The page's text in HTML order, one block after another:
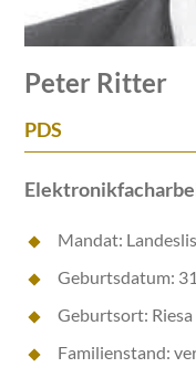
Peter Ritter
PDS
Mandat:
Geburtsdatum:
Geburtsort: Riesa
Familienstand: